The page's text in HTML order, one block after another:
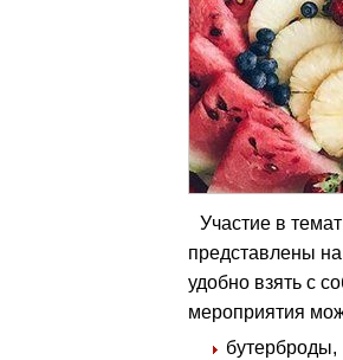
Участие в
представлены
удобно взять с
мероприятия